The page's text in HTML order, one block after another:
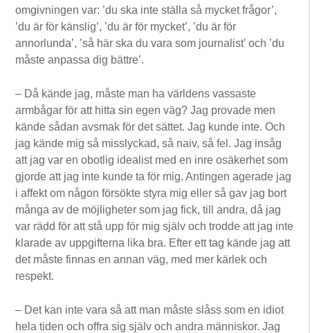
omgivningen var: ’du ska inte ställa så mycket frågor’,
’du är för känslig’, ’du är för mycket’, ’du är för
annorlunda’, ’så här ska du vara som journalist’ och ’du
måste anpassa dig bättre’.
– Då kände jag, måste man ha världens vassaste
armbågar för att hitta sin egen väg? Jag provade men
kände sådan avsmak för det sättet. Jag kunde inte. Och
jag kände mig så misslyckad, så naiv, så fel. Jag insåg
att jag var en obotlig idealist med en inre osäkerhet som
gjorde att jag inte kunde ta för mig. Antingen agerade jag
i affekt om någon försökte styra mig eller så gav jag bort
många av de möjligheter som jag fick, till andra, då jag
var rädd för att stå upp för mig själv och trodde att jag inte
klarade av uppgifterna lika bra. Efter ett tag kände jag att
det måste finnas en annan väg, med mer kärlek och
respekt.
– Det kan inte vara så att man måste slåss som en idiot
hela tiden och offra sig själv och andra människor. Jag